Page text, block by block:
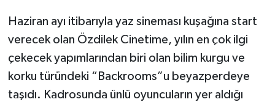
Haziran ayı itibarıyla yaz sineması kuşağına start
verecek olan Özdilek Cinetime, yılın en çok ilgi
çekecek yapımlarından biri olan bilim kurgu ve
korku türündeki “Backrooms”u beyazperdeye
taşıdı. Kadrosunda ünlü oyuncuların yer aldığı